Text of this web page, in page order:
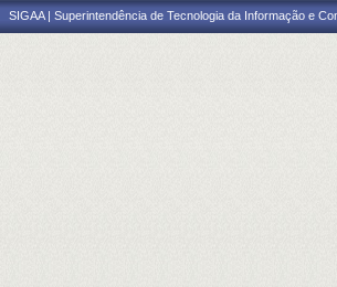
SIGAA | Superintendência de Tecnologia da Informação e